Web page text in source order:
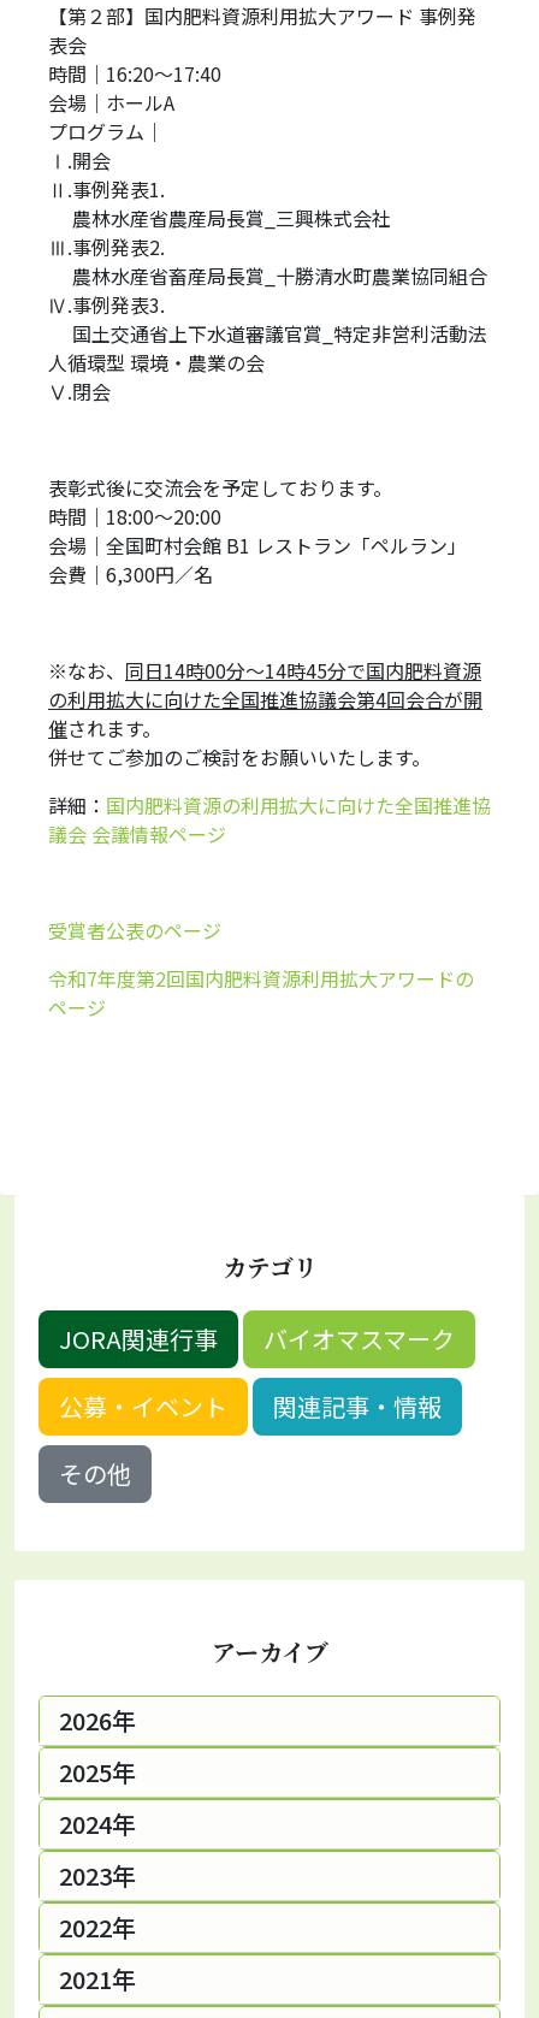
【第２部】国内肥料資源利用拡大アワード 事例発
表会
時間｜16:20～17:40
会場｜ホールA
プログラム｜
Ⅰ.開会
Ⅱ.事例発表1.
農林水産省農産局長賞_三興株式会社
Ⅲ.事例発表2.
農林水産省畜産局長賞_十勝清水町農業協同組合
Ⅳ.事例発表3.
国土交通省上下水道審議官賞_特定非営利活動法
人循環型 環境・農業の会
Ⅴ.閉会
表彰式後に交流会を予定しております。
時間｜18:00～20:00
会場｜全国町村会館 B1 レストラン「ペルラン」
会費｜6,300円／名
※なお、 同日14時00分～14時45分で国内肥料資源
の利用拡大に向けた全国推進協議会第4回会合が開
催されます。
併せてご参加のご検討をお願いいたします。
詳細： 国内肥料資源の利用拡大に向けた全国推進協
議会 会議情報ページ
受賞者公表のページ
令和7年度第2回国内肥料資源利用拡大アワードの
ページ
カテゴリ
JORA関連行事
バイオマスマーク
公募・イベント
関連記事・情報
その他
アーカイブ
2026年
2025年
2024年
2023年
2022年
2021年